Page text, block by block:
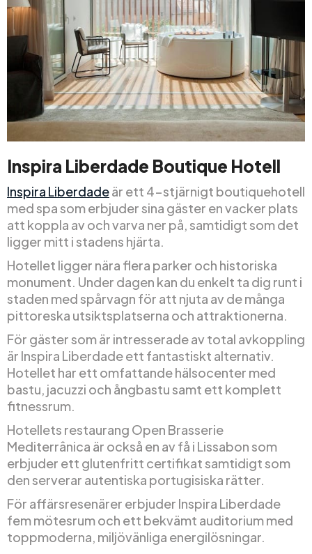
Inspira Liberdade Boutique Hotell
Inspira Liberdadeär ett 4-stjärnigt boutiquehotell
med spa som erbjuder sina gäster en vacker plats
att koppla av och varva ner på, samtidigt som det
ligger mitt i stadens hjärta.
Hotellet ligger nära flera parker och historiska
monument. Under dagen kan du enkelt ta dig runt i
staden med spårvagn för att njuta av de många
pittoreska utsiktsplatserna och attraktionerna.
För gäster som är intresserade av total avkoppling
är Inspira Liberdade ett fantastiskt alternativ.
Hotellet har ett omfattande hälsocenter med
bastu, jacuzzi och ångbastu samt ett komplett
fitnessrum.
Hotellets restaurang Open Brasserie
Mediterrânica är också en av få i Lissabon som
erbjuder ett glutenfritt certifikat samtidigt som
den serverar autentiska portugisiska rätter.
För affärsresenärer erbjuder Inspira Liberdade
fem mötesrum och ett bekvämt auditorium med
toppmoderna, miljövänliga energilösningar.